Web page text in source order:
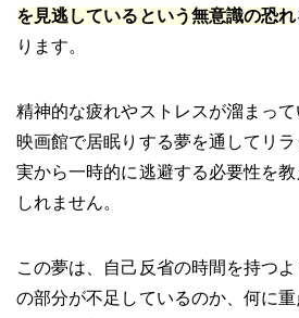
を見逃しているという無意識の恐れ
ります。
精神的な疲れやストレスが溜まっ
映画館で居眠りする夢を通してリ
実から一時的に逃避する必要性を
しれません。
この夢は、自己反省の時間を持つ
の部分が不足しているのか、何に